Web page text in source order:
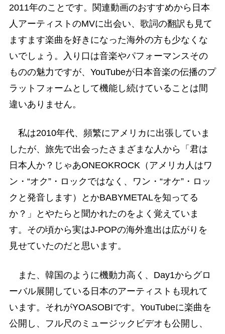
2011年のことです。関連動画のおすすめから日本
人アーティストのMVに出会い、歌詞の翻訳も見て
ますます楽曲を好きになった海外の方も少なくな
いでしょう。入り口は音楽やパフォーマンスその
ものの魅力ですが、YouTubeが日本音楽の伝播のプ
ラットフォームとして機能し続けていることは間
違いありません。
私は2010年代、頻繁にアメリカに出張していま
したが、旅先で出会ったさまざまな人から「君は
日本人か？じゃあONEOKROCK（アメリカ人はワ
ン・“オク”・ロックではなく、ワン・“オケ”・ロッ
クと発音します）とかBABYMETALを知ってる
か？」とやたらと聞かれたのをよく覚えていま
す。その頃から実はJ-POPの海外進出は広がりを
見せていたのだと思います。
また、韓国のように機動力高く、Day1からグロ
ーバル展開している日本のアーティストも現れて
います。それがYOASOBIです。YouTubeに楽曲を
公開し、フル尺のミュージックビデオも公開し、